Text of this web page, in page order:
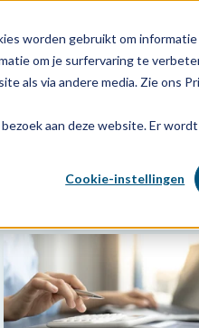
worden gebruikt om
om je surfervaring te
als via andere media. Zie ons
aan deze website. Er
Cookie-instellingen